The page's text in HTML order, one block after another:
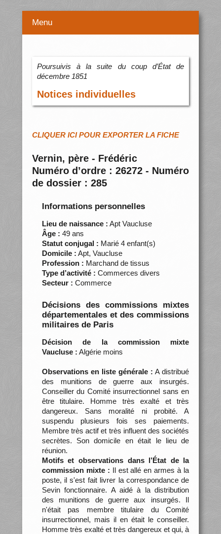
Menu
Poursuivis à la suite du coup d’État de
décembre 1851
Notices individuelles
CLIQUER ICI POUR EXPORTER LA FICHE
Vernin, père - Frédéric
Numéro d’ordre : 26272 - Numéro
de dossier : 285
Informations personnelles
Lieu de naissance : Apt Vaucluse
Âge : 49 ans
Statut conjugal : Marié 4 enfant(s)
Domicile : Apt, Vaucluse
Profession : Marchand de tissus
Type d’activité : Commerces divers
Secteur : Commerce
Décisions des commissions mixtes
départementales et des commissions
militaires de Paris
Décision de la commission mixte
Vaucluse : Algérie moins
Observations en liste générale : A distribué
des munitions de guerre aux insurgés.
Conseiller du Comité insurrectionnel sans en
être titulaire. Homme très exalté et très
dangereux. Sans moralité ni probité. A
suspendu plusieurs fois ses paiements.
Membre très actif et très influent des sociétés
secrètes. Son domicile en était le lieu de
réunion.
Motifs et observations dans l’État de la
commission mixte : Il est allé en armes à la
poste, il s'est fait livrer la correspondance de
Sevin fonctionnaire. A aidé à la distribution
des munitions de guerre aux insurgés. Il
n'était pas membre titulaire du Comité
insurrectionnel, mais il en était le conseiller.
Homme très exalté et très dangereux et qui, à